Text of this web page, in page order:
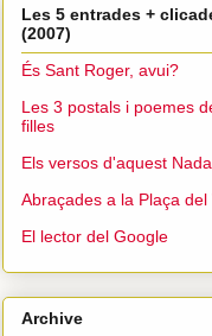
Les 5 entrades +
(2007)
És Sant Roger, avui?
Les 3 postals i poemes
filles
Els versos d'aquest
Abraçades a la Plaça del
El lector del Google
Archive